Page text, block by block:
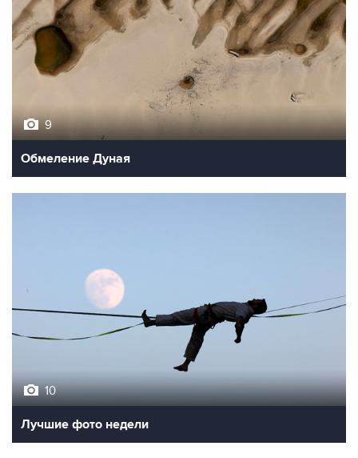
9
Обмеление Дуная
10
Лучшие фото недели